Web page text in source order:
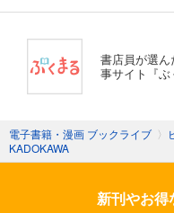
書店員が選
事サイト『ぶ
電子書籍・漫画 ブックライブ 〉
KADOKAWA
新刊やお得